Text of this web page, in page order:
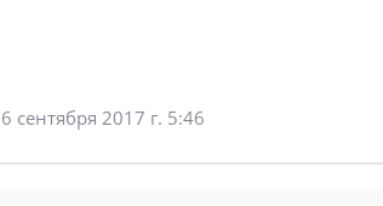
6 сентября 2017 г. 5:46